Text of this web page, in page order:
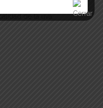
de la uva.